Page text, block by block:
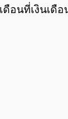
อนที่เงินเดือ